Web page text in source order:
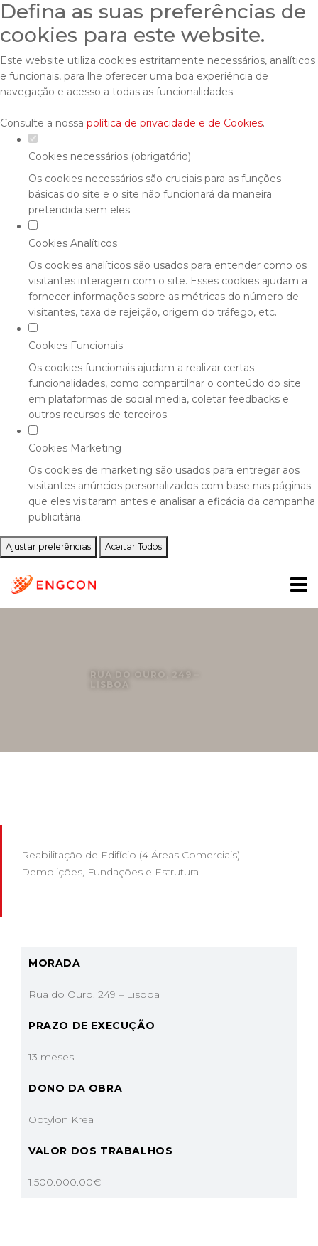
Defina as suas preferências de
cookies para este website.
Este website utiliza cookies estritamente necessários, analíticos
e funcionais, para lhe oferecer uma boa experiência de
navegação e acesso a todas as funcionalidades.
Consulte a nossa política de privacidade e de Cookies.
Cookies necessários (obrigatório)
Os cookies necessários são cruciais para as funções
básicas do site e o site não funcionará da maneira
pretendida sem eles
Cookies Analíticos
Os cookies analíticos são usados para entender como os
visitantes interagem com o site. Esses cookies ajudam a
fornecer informações sobre as métricas do número de
visitantes, taxa de rejeição, origem do tráfego, etc.
Cookies Funcionais
Os cookies funcionais ajudam a realizar certas
funcionalidades, como compartilhar o conteúdo do site
em plataformas de social media, coletar feedbacks e
outros recursos de terceiros.
Cookies Marketing
Os cookies de marketing são usados para entregar aos
visitantes anúncios personalizados com base nas páginas
que eles visitaram antes e analisar a eficácia da campanha
publicitária.
Ajustar preferências Aceitar Todos
RUA DO OURO, 249 –
LISBOA
Reabilitação de Edifício (4 Áreas Comerciais) -
Demolições, Fundações e Estrutura
MORADA
Rua do Ouro, 249 – Lisboa
PRAZO DE EXECUÇÃO
13 meses
DONO DA OBRA
Optylon Krea
VALOR DOS TRABALHOS
1.500.000.00€